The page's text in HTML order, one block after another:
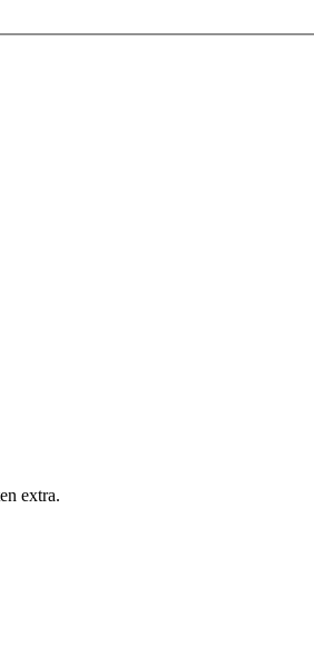
extra.